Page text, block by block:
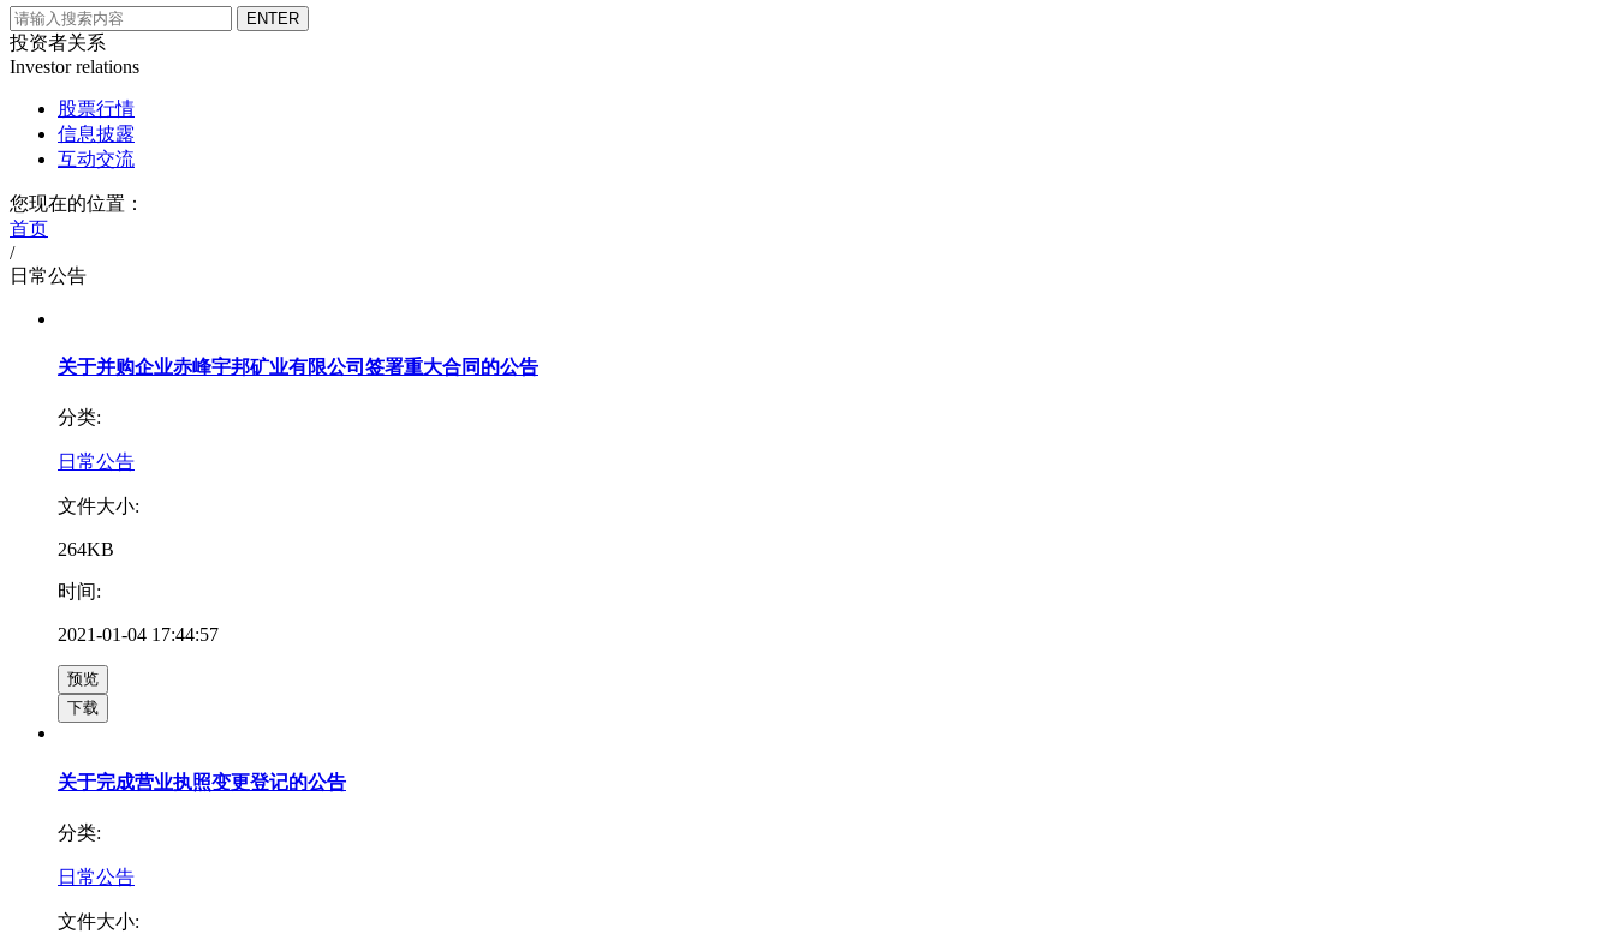
投资者关系
Investor relations
股票行情
信息披露
互动交流
您现在的位置：
首页
/
日常公告
关于并购企业赤峰宇邦矿业有限公司签署重大合同的公告
分类:
日常公告
文件大小:
264KB
时间:
2021-01-04 17:44:57
预览
下载
关于完成营业执照变更登记的公告
分类:
日常公告
文件大小: